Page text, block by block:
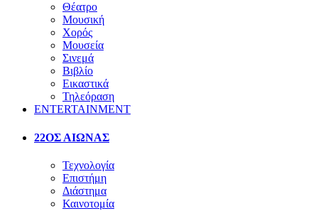
Θέατρο
Μουσική
Χορός
Μουσεία
Σινεμά
Βιβλίο
Εικαστικά
Τηλεόραση
ENTERTAINMENT
22ΟΣ ΑΙΩΝΑΣ
Τεχνολογία
Επιστήμη
Διάστημα
Καινοτομία